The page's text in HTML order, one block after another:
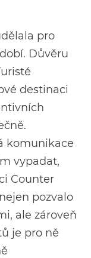
pro
Důvěru
destinaci
komunikace
vypadat,
Counter
pozvalo
ale zároveň
je pro ně